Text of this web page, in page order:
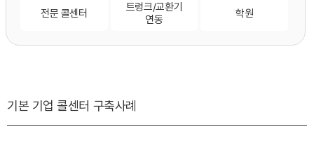
전문 콜센터
트렁크/교환기
연동
학원
기본 기업 콜센터 구축사례